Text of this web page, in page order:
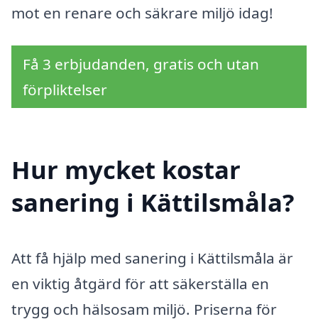
mot en renare och säkrare miljö idag!
Få 3 erbjudanden, gratis och utan
förpliktelser
Hur mycket kostar
sanering i Kättilsmåla?
Att få hjälp med sanering i Kättilsmåla är
en viktig åtgärd för att säkerställa en
trygg och hälsosam miljö. Priserna för